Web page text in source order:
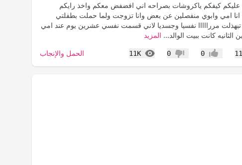
عليكم كيفكم ياكروشات بصراحه اني افضفض معكم واخذ رايكم
انا امي وابوي منفصلين عن بعض وانا تزوجت ولما حملت بطفلتي
تبهذلت مررااااا نفسيا وجسديا لاني قسمت نفسي عشرين يوم عند امي
الثانيه كانت ببيت الوالد... المزيد
إعجاب0 عدم إعجاب
0
11K
المشاهدات الحمل والإنجاب